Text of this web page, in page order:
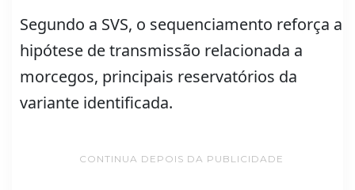
Segundo a SVS, o sequenciamento reforça a
hipótese de transmissão relacionada a
morcegos, principais reservatórios da
variante identificada.
CONTINUA DEPOIS DA PUBLICIDADE